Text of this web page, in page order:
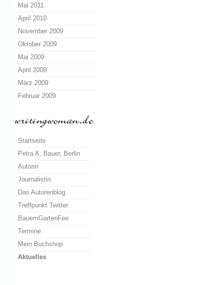
Mai 2011
April 2010
November 2009
Oktober 2009
Mai 2009
April 2009
März 2009
Februar 2009
Startseite
Petra A. Bauer, Berlin
Autorin
Journalistin
Das Autorenblog
Treffpunkt Twitter
BauernGartenFee
Termine
Mein Buchshop
Aktuelles